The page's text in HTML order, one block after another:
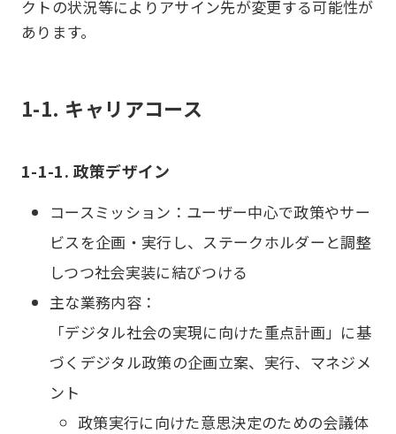
クトの状況等によりアサイン先が変更する可能性が
あります。
1-1. キャリアコース
1-1-1. 政策デザイン
コースミッション：ユーザー中心で政策やサー
ビスを企画・実行し、ステークホルダーと調整
しつつ社会実装に結びつける
主な業務内容：
「デジタル社会の実現に向けた重点計画」に基
づくデジタル政策の企画立案、実行、マネジメ
ント
政策実行に向けた意思決定のための会議体